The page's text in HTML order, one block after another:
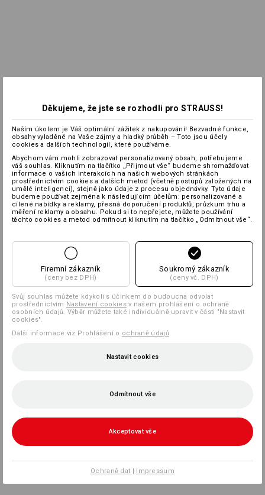
Děkujeme, že jste se rozhodli pro STRAUSS!
Naším úkolem je Váš optimální zážitek z nakupování! Bezvadné funkce,
obsahy vyladěné na Vaše zájmy a hladký průběh – Toto jsou účely
cookies a dalších technologií, které používáme.
Abychom vám mohli zobrazovat personalizovaný obsah, potřebujeme
váš souhlas. Kliknutím na tlačítko „Přijmout vše“ budeme shromažďovat
informace o vašich interakcích na našich webových stránkách
prostřednictvím cookies a dalších metod (včetně postupů založených na
umělé inteligenci), stejně jako údaje z procesu objednávky. Tyto údaje
budeme používat zejména k následujícím účelům: personalizované a
cílené nabídky a reklamy, přesná doporučení produktů, průzkum trhu a
měření reklamy a obsahu. Pokud si to nepřejete, můžete používání
těchto cookies a metod odmítnout kliknutím na tlačítko „Odmítnout vše“.
Firemní zákazník
(ceny bez DPH)
Soukromý zákazník
(ceny vč. DPH)
Svůj souhlas můžete kdykoli s účinkem do budoucna odvolat
prostřednictvím Nastavení cookiesv našem prohlášení o ochraně
osobních údajů. Výběr můžete také individuálně upravit v části "Nastavit
cookies".
Další informace viz Prohlášení o ochraně údajů.
Nastavit cookies
Odmítnout vše
Akceptovat vše
Ochraně dat | Impressum